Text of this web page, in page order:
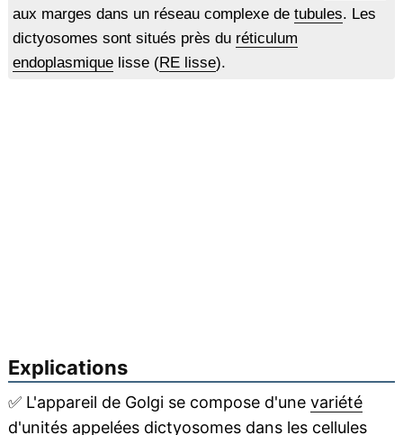
aux marges dans un réseau complexe de tubules. Les
dictyosomes sont situés près du réticulum
endoplasmiquelisse (RE lisse).
Explications
✅L'appareil de Golgi se compose d'une variété
d'unités appelées dictyosomes dans les cellules